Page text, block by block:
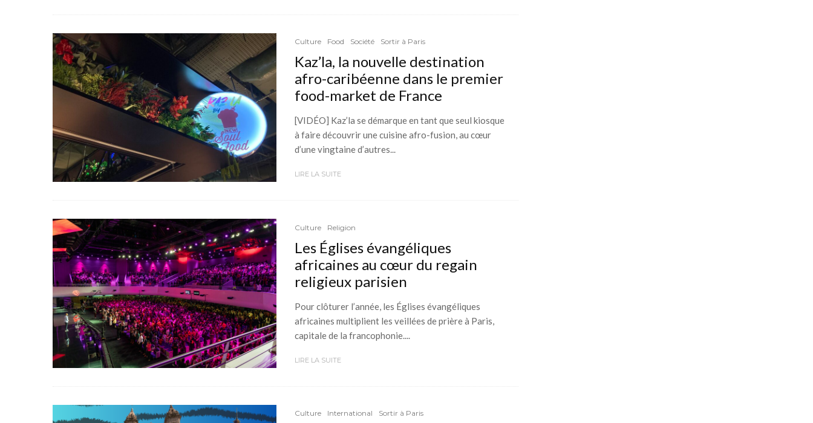
Culture Food Société Sortir à Paris
Kaz’la, la nouvelle destination
afro-caribéenne dans le premier
food-market de France
[VIDÉO] Kaz’la se démarque en tant que seul kiosque
à faire découvrir une cuisine afro-fusion, au cœur
d’une vingtaine d’autres...
LIRE LA SUITE
Culture Religion
Les Églises évangéliques
africaines au cœur du regain
religieux parisien
Pour clôturer l’année, les Églises évangéliques
africaines multiplient les veillées de prière à Paris,
capitale de la francophonie....
LIRE LA SUITE
Culture International Sortir à Paris